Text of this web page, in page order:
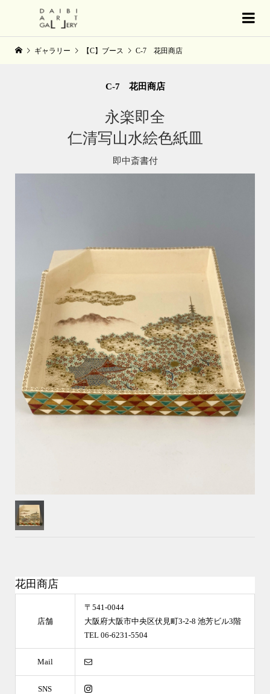
ギャラリー 【C】ブース C-7 花田商店
C-7 花田商店
永楽即全
仁清写山水絵色紙皿
即中斎書付
花田商店
店舗
〒541-0044
大阪府大阪市中央区伏見町3-2-8 池芳ビル3階
TEL 06-6231-5504
Mail
SNS